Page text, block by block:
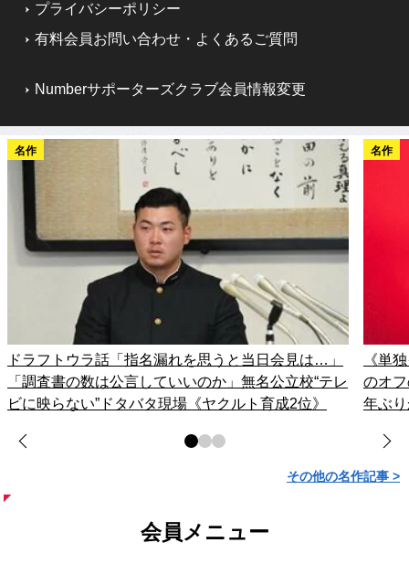
プライバシーポリシー
有料会員お問い合わせ・よくあるご質問
Numberサポーターズクラブ会員情報変更
名作
ドラフトウラ話「指名漏れを思うと当日会見は…」
「調査書の数は公言していいのか」無名公立校“テレ
ビに映らない”ドタバタ現場《ヤクルト育成2位》
名作
《単
のオ
年ぶ
その他の名作記事 >
会員メニュー